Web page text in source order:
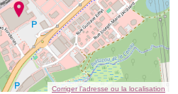
Corriger l’adresse ou la localisation